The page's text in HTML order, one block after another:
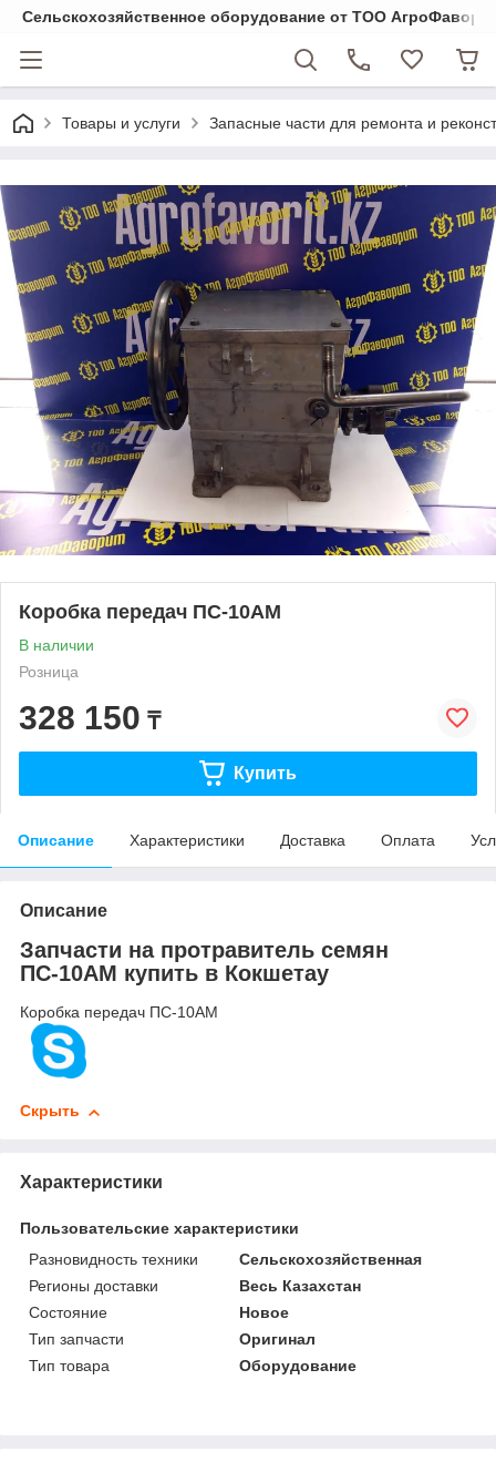
Cельскохозяйственное оборудование от ТОО
Товары и услуги Запасные части для ремонта и
Коробка передач ПС-10АМ
В наличии
Розница
328 150 ₸
Купить
Описание Характеристики Доставка Оплата
Описание
Запчасти на протравитель семян
ПС-10АМ купить в Кокшетау
Коробка передач ПС-10АМ
Скрыть
Характеристики
Пользовательские характеристики
Разновидность техники
Сельскохозяйственная
Регионы доставки
Весь Казахстан
Состояние
Новое
Тип запчасти
Оригинал
Тип товара
Оборудование